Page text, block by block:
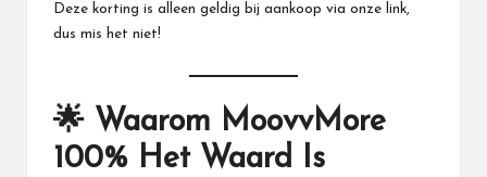
Deze korting is alleen geldig bij aankoop via onze link,
dus mis het niet!
🌟 Waarom MoovvMore
100% Het Waard Is